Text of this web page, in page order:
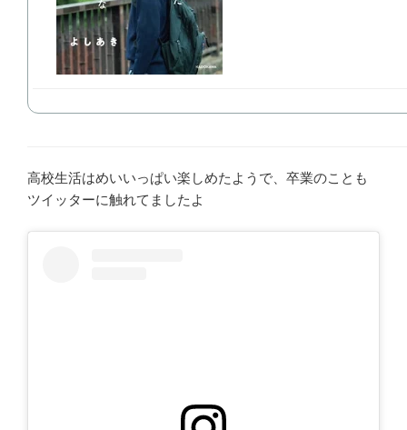
高校生活はめいいっぱい楽しめたようで、卒業のことも
ツイッターに触れてましたよ